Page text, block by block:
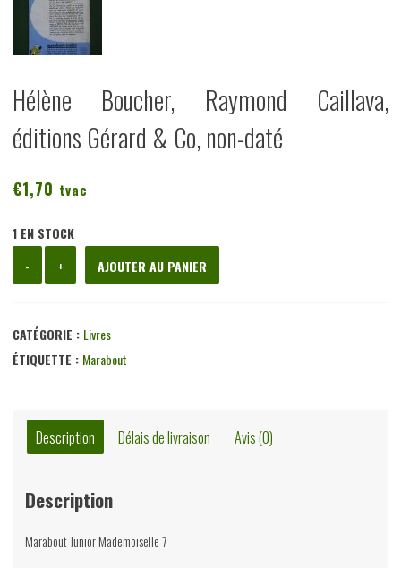
Hélène Boucher, Raymond Caillava,
éditions Gérard & Co, non-daté
€1,70 tvac
1 EN STOCK
-
de
Boucher,
Raymond
Gérard
&
non-
daté
+ AJOUTER AU PANIER
CATÉGORIE : Livres
ÉTIQUETTE : Marabout
Description Délais de livraison Avis (0)
Description
Marabout Junior Mademoiselle 7